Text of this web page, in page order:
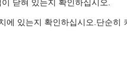
닫혀 있는지 확인하십시오.
에 있는지 확인하십시오.단순